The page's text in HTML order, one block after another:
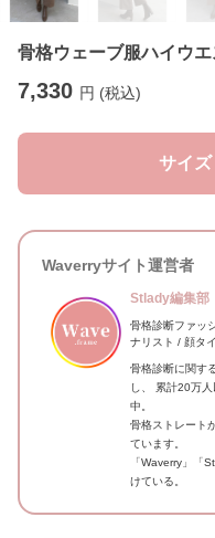
骨格ウェーブ服ハイウ
7,330 円 (税込)
サイ
Waverryサイト運営者
Stlady編集部
骨格診断ファッ
ナリスト / 顔タ
骨格診断に関す
し、 累計20万
中。
骨格ストレート
ています。
「Waverry」「
けている。